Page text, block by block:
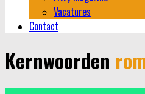
Vacatures
Contact
Kernwoorden